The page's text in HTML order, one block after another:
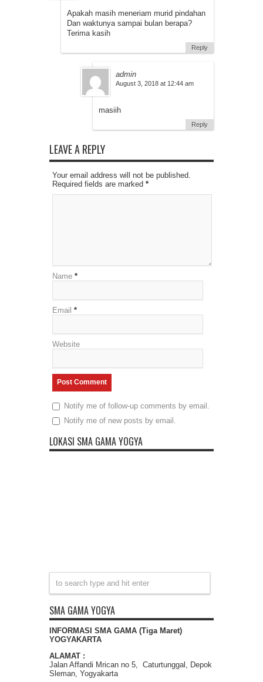
Apakah masih meneriam murid pindahan
Dan waktunya sampai bulan berapa?
Terima kasih
Reply
admin
August 3, 2018 at 12:44 am
masiih
Reply
LEAVE A REPLY
Your email address will not be published.
Required fields are marked *
Name *
Email *
Website
Notify me of follow-up comments by email.
Notify me of new posts by email.
LOKASI SMA GAMA YOGYA
SMA GAMA YOGYA
INFORMASI SMA GAMA (Tiga Maret)
YOGYAKARTA
ALAMAT :
Jalan Affandi Mrican no 5, Caturtunggal, Depok
Sleman, Yogyakarta